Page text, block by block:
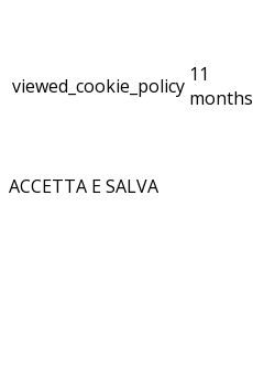
viewed_cookie_policy 11
months
ACCETTA E SALVA